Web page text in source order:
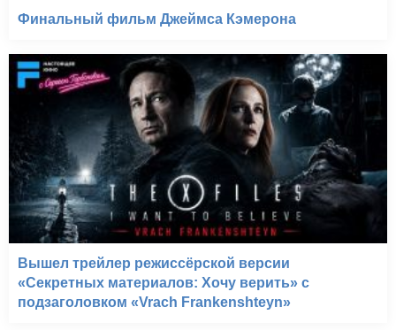
Финальный фильм Джеймса Кэмерона
Вышел трейлер режиссёрской версии
«Секретных материалов: Хочу верить» с
подзаголовком «Vrach Frankenshteyn»